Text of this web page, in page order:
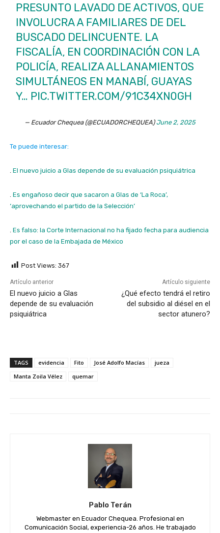
PRESUNTO LAVADO DE ACTIVOS, QUE
INVOLUCRA A FAMILIARES DE DEL
BUSCADO DELINCUENTE. LA
FISCALÍA, EN COORDINACIÓN CON LA
POLICÍA, REALIZA ALLANAMIENTOS
SIMULTÁNEOS EN MANABÍ, GUAYAS
Y… PIC.TWITTER.COM/91C34XN0GH
— Ecuador Chequea (@ECUADORCHEQUEA)June 2, 2025
Te puede interesar:
El nuevo juicio a Glas depende de su evaluación psiquiátrica
Es engañoso decir que sacaron a Glas de ‘La Roca’,
‘aprovechando el partido de la Selección’
Es falso: la Corte Internacional no ha fijado fecha para audiencia
por el caso de la Embajada de México
Post Views: 367
Artículo anterior
El nuevo juicio a Glas
depende de su evaluación
psiquiátrica
Artículo siguiente
¿Qué efecto tendrá el retiro
del subsidio al diésel en el
sector atunero?
TAGS evidencia Fito José Adolfo Macías
jueza
Manta Zoila Vélez
quemar
Pablo Terán
Webmaster en Ecuador Chequea. Profesional en
Comunicación Social, experiencia-26 años. He trabajado